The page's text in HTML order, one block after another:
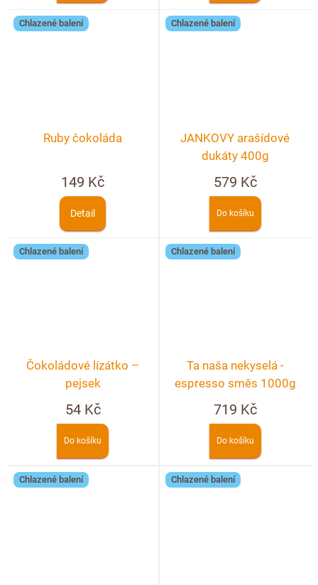
Chlazené balení
Ruby čokoláda
149 Kč
Detail
Chlazené balení
JANKOVY arašídové
dukáty 400g
579 Kč
Do košíku
Chlazené balení
Čokoládové lízátko –
pejsek
54 Kč
Do košíku
Chlazené balení
Ta naša nekyselá -
espresso směs 1000g
719 Kč
Do košíku
Chlazené balení Chlazené balení